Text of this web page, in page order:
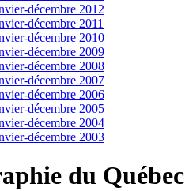
décembre 2012
décembre 2011
décembre 2010
décembre 2009
décembre 2008
décembre 2007
décembre 2006
décembre 2005
décembre 2004
décembre 2003
du Québec